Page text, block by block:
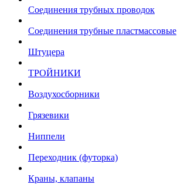
Соединения трубных проводок
Соединения трубные пластмассовые
Штуцера
ТРОЙНИКИ
Воздухосборники
Грязевики
Ниппели
Переходник (футорка)
Краны, клапаны